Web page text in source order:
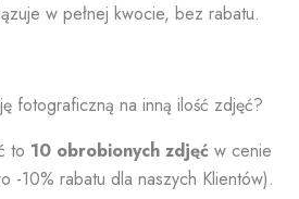
w pełnej kwocie, bez rabatu.
fotograficzną na inną ilość zdjęć?
to 10 obrobionych zdjęć w cenie
-10% rabatu dla naszych Klientów).